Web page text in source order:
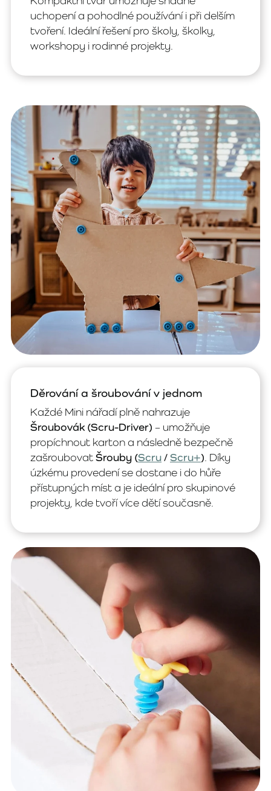
uchopení a pohodlné používání i při delším
tvoření. Ideální řešení pro školy, školky,
workshopy i rodinné projekty.
Děrování a šroubování v jednom
Každé Mini nářadí plně nahrazuje
Šroubovák (Scru-Driver) – umožňuje
propíchnout karton a následně bezpečně
zašroubovatŠrouby (Scru/Scru+). Díky
úzkému provedení se dostane i do hůře
přístupných míst a je ideální pro skupinové
projekty, kde tvoří více dětí současně.